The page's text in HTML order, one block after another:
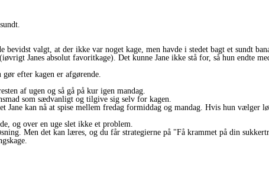
bevidst valgt, at der ikke var noget kage, men havde i stedet bagt et sundt
Janes absolut favoritkage). Det kunne Jane ikke stå for, så hun endte
efter kagen er afgørende.
af ugen og så gå på kur igen mandag.
som sædvanligt og tilgive sig selv for kagen.
Jane kan nå at spise mellem fredag formiddag og mandag. Hvis hun vælger
og over en uge slet ikke et problem.
Men det kan læres, og du får strategierne på "Få krammet på din